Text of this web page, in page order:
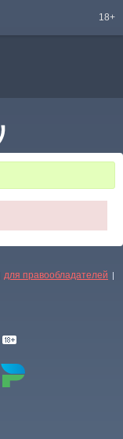
18+
для правообладателей |